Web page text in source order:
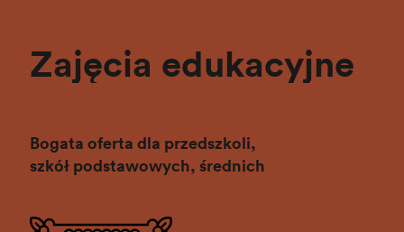
Zajęcia edukacyjne
Bogata oferta dla przedszkoli,
szkół podstawowych, średnich